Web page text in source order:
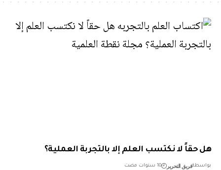
لا نكتسب العلم إلا بالتجربة العملية؟
فريق التحرير 10 سنوات مضت